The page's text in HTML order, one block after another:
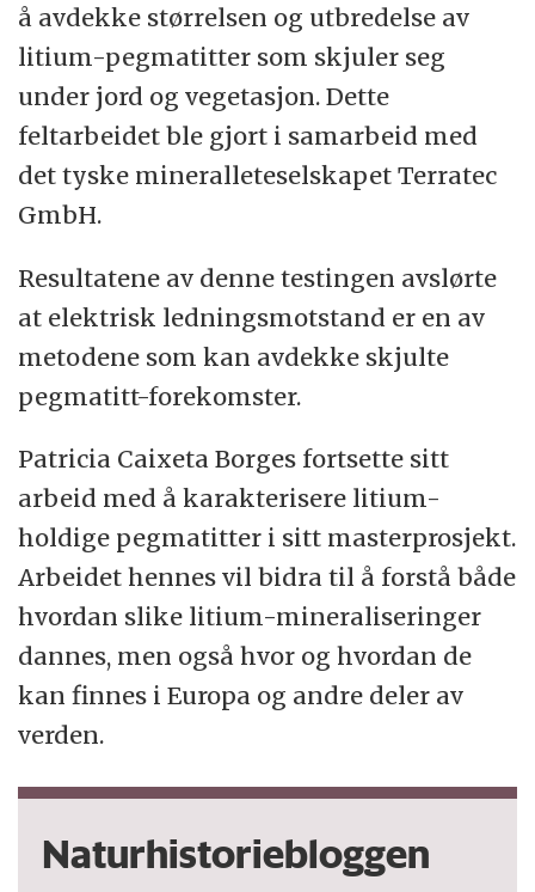
å avdekke størrelsen og utbredelse av
litium-pegmatitter som skjuler seg
under jord og vegetasjon. Dette
feltarbeidet ble gjort i samarbeid med
det tyske mineralleteselskapet Terratec
GmbH.
Resultatene av denne testingen avslørte
at elektrisk ledningsmotstand er en av
metodene som kan avdekke skjulte
pegmatitt-forekomster.
Patricia Caixeta Borges fortsette sitt
arbeid med å karakterisere litium-
holdige pegmatitter i sitt masterprosjekt.
Arbeidet hennes vil bidra til å forstå både
hvordan slike litium-mineraliseringer
dannes, men også hvor og hvordan de
kan finnes i Europa og andre deler av
verden.
Naturhistoriebloggen